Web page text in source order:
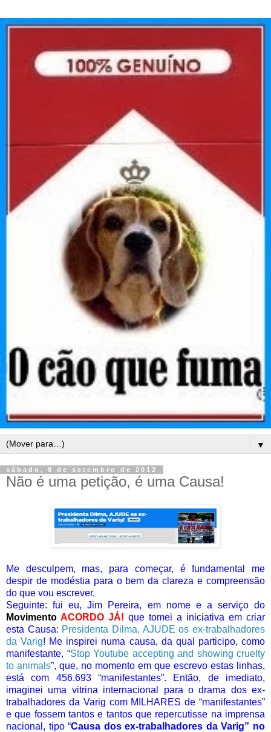
▼
sábado, 8 de setembro de 2012
Não é uma petição, é uma Causa!
Me desculpem, mas, para começar, é fundamental me
despir de modéstia para o bem da clareza e compreensão
do que vou escrever.
Seguinte: fui eu, Jim Pereira, em nome e a serviço do
Movimento ACORDO JÁ! que tomei a iniciativa em criar
esta Causa: Presidenta Dilma, AJUDE os ex-trabalhadores
da Varig! Me inspirei numa causa, da qual participo, como
manifestante, “Stop Youtube accepting and showing cruelty
to animals”, que, no momento em que escrevo estas linhas,
está com 456.693 “manifestantes”. Então, de imediato,
imaginei uma vitrina internacional para o drama dos ex-
trabalhadores da Varig com MILHARES de “manifestantes”
e que fossem tantos e tantos que repercutisse na imprensa
nacional, tipo “Causa dos ex-trabalhadores da Varig” no